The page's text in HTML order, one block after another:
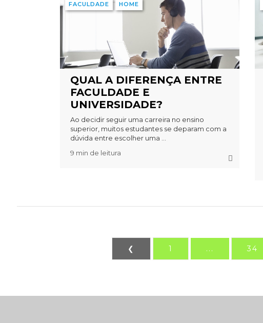
FACULDADE HOME
QUAL A DIFERENÇA ENTRE
FACULDADE E
UNIVERSIDADE?
Ao decidir seguir uma carreira no ensino
superior, muitos estudantes se deparam com a
dúvida entre escolher uma ...
9 min de leitura
❮ 1 ... 34